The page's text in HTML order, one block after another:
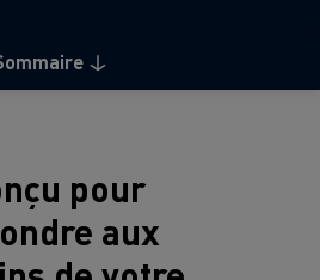
pour
aux